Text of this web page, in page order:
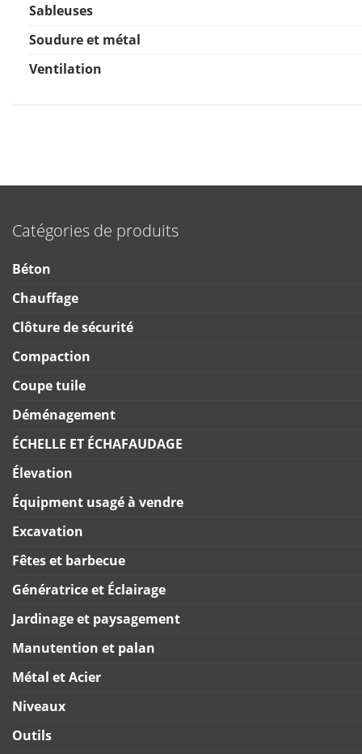
Sableuses
Soudure et métal
Ventilation
Catégories de produits
Béton
Chauffage
Clôture de sécurité
Compaction
Coupe tuile
Déménagement
ÉCHELLE ET ÉCHAFAUDAGE
Élevation
Équipment usagé à vendre
Excavation
Fêtes et barbecue
Génératrice et Éclairage
Jardinage et paysagement
Manutention et palan
Métal et Acier
Niveaux
Outils